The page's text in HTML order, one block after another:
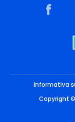
Informativa
Copyright